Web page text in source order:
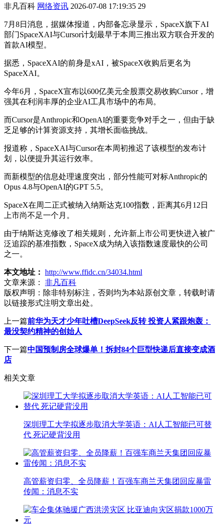
非凡百科 网络资讯 2026-07-08 17:19:35 29
7月8日消息，据媒体报道，内部备忘录显示，SpaceX旗下AI
部门SpaceXAI与Cursor计划最早于本周三推出双方联合开发的
首款AI模型。
据悉，SpaceXAI的前身是xAI，被SpaceX收购后更名为
SpaceXAI。
今年6月，SpaceX宣布以600亿美元全股票交易收购Cursor，增
强其在利润丰厚的企业AI工具市场中的布局。
而Cursor是Anthropic和OpenAI的重要竞争对手之一，但由于缺
乏足够的计算资源支持，其增长面临挑战。
报道称，SpaceXAI与Cursor在本周初推迟了该模型的发布计
划，以便提升其运行效率。
而新模型的信息处理速度突出，部分性能可对标Anthropic的
Opus 4.8与OpenAI的GPT 5.5。
SpaceX在周二正式被纳入纳斯达克100指数，距离其6月12日
上市尚不足一个月。
由于纳斯达克修改了相关规则，允许新上市公司更快进入被广
泛追踪的基准指数，SpaceX成为纳入该指数速度最快的公司
之一。
本文地址： http://www.ffidc.cn/34034.html
文章来源：
非凡百科
版权声明： 除非特别标注，否则均为本站原创文章，转载时请
以链接形式注明文章出处。
上一篇前华为天才少年吐槽DeepSeek反转 投资人紧跟炮轰：
最没契约精神的创始人
下一篇中国预制房全球爆单！拆封84个巨型快递后直接变成酒
店
相关文章
深圳理工大学拟逐步取消大学英语：AI人工智能已可替
代 死记硬背没用
高管薪资归零、全员降薪！百强车商兰天集团回应暴雷
传闻：消息不实